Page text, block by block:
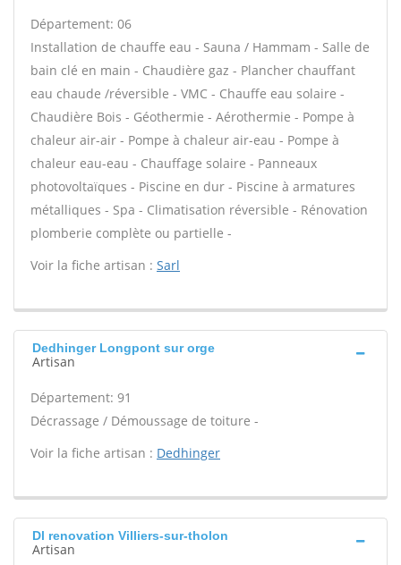
Département: 06
Installation de chauffe eau - Sauna / Hammam - Salle de
bain clé en main - Chaudière gaz - Plancher chauffant
eau chaude /réversible - VMC - Chauffe eau solaire -
Chaudière Bois - Géothermie - Aérothermie - Pompe à
chaleur air-air - Pompe à chaleur air-eau - Pompe à
chaleur eau-eau - Chauffage solaire - Panneaux
photovoltaïques - Piscine en dur - Piscine à armatures
métalliques - Spa - Climatisation réversible - Rénovation
plomberie complète ou partielle -
Voir la fiche artisan : Sarl
Dedhinger Longpont sur orge
Artisan
Département: 91
Décrassage / Démoussage de toiture -
Voir la fiche artisan : Dedhinger
Dl renovation Villiers-sur-tholon
Artisan